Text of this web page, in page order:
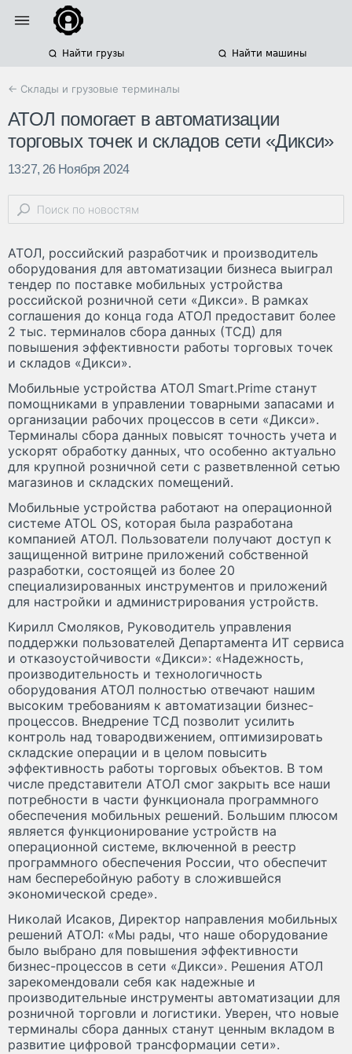
Найти грузы Найти машины
← Склады и грузовые терминалы
АТОЛ помогает в автоматизации
торговых точек и складов сети «Дикси»
13:27, 26 Ноября 2024
АТОЛ, российский разработчик и производитель
оборудования для автоматизации бизнеса выиграл
тендер по поставке мобильных устройства
российской розничной сети «Дикси». В рамках
соглашения до конца года АТОЛ предоставит более
2 тыс. терминалов сбора данных (ТСД) для
повышения эффективности работы торговых точек
и складов «Дикси».
Мобильные устройства АТОЛ Smart.Prime станут
помощниками в управлении товарными запасами и
организации рабочих процессов в сети «Дикси».
Терминалы сбора данных повысят точность учета и
ускорят обработку данных, что особенно актуально
для крупной розничной сети с разветвленной сетью
магазинов и складских помещений.
Мобильные устройства работают на операционной
системе ATOL OS, которая была разработана
компанией АТОЛ. Пользователи получают доступ к
защищенной витрине приложений собственной
разработки, состоящей из более 20
специализированных инструментов и приложений
для настройки и администрирования устройств.
Кирилл Смоляков, Руководитель управления
поддержки пользователей Департамента ИТ сервиса
и отказоустойчивости «Дикси»: «Надежность,
производительность и технологичность
оборудования АТОЛ полностью отвечают нашим
высоким требованиям к автоматизации бизнес-
процессов. Внедрение ТСД позволит усилить
контроль над товародвижением, оптимизировать
складские операции и в целом повысить
эффективность работы торговых объектов. В том
числе представители АТОЛ смог закрыть все наши
потребности в части функционала программного
обеспечения мобильных решений. Большим плюсом
является функционирование устройств на
операционной системе, включенной в реестр
программного обеспечения России, что обеспечит
нам бесперебойную работу в сложившейся
экономической среде».
Николай Исаков, Директор направления мобильных
решений АТОЛ: «Мы рады, что наше оборудование
было выбрано для повышения эффективности
бизнес-процессов в сети «Дикси». Решения АТОЛ
зарекомендовали себя как надежные и
производительные инструменты автоматизации для
розничной торговли и логистики. Уверен, что новые
терминалы сбора данных станут ценным вкладом в
развитие цифровой трансформации сети».